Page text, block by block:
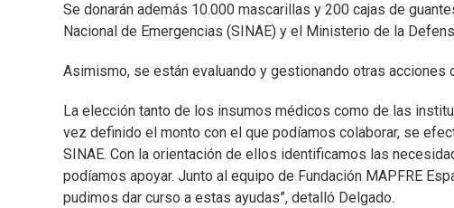
Se donarán además 10.000 mascarillas y 200 cajas de
Nacional de Emergencias (SINAE) y el Ministerio de la
Asimismo, se están evaluando y gestionando otras acciones
La elección tanto de los insumos médicos como de las
vez definido el monto con el que podíamos colaborar, se
SINAE. Con la orientación de ellos identificamos las
podíamos apoyar. Junto al equipo de Fundación MAPFRE
pudimos dar curso a estas ayudas”, detalló Delgado.